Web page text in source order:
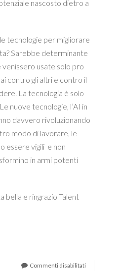
nascosto dietro a
tecnologie per migliorare
Sarebbe determinante
usate solo pro
contro gli altri e contro il
La tecnologia è solo
nuove tecnologie, l’AI in
davvero rivoluzionando
modo di lavorare, le
essere vigili e non
in armi potenti
bella e ringrazio Talent
Commenti disabilitati